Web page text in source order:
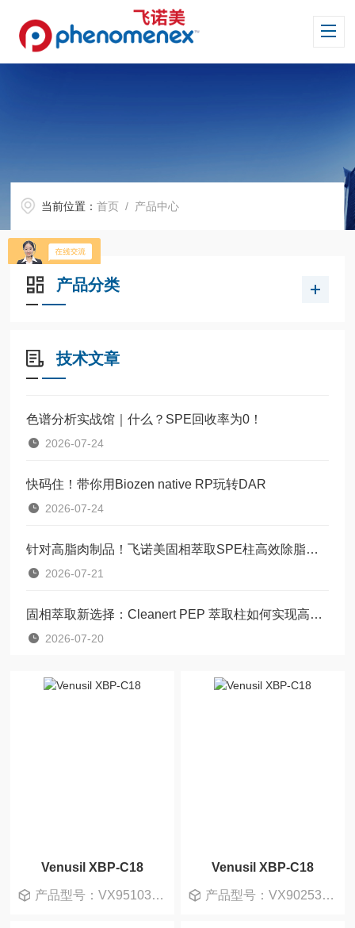
当前位置：首页 / 产品中心
产品分类
技术文章
色谱分析实战馆｜什么？SPE回收率为0！
2026-07-24
快码住！带你用Biozen native RP玩转DAR
2026-07-24
针对高脂肉制品！飞诺美固相萃取SPE柱高效除脂净化方案
2026-07-21
固相萃取新选择：Cleanert PEP 萃取柱如何实现高效样品前处理?
2026-07-20
Venusil XBP-C18
产品型号：VX951030-T
Venusil XBP-C18
产品型号：VX902530-0